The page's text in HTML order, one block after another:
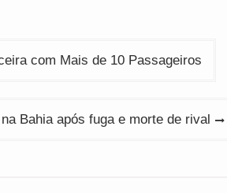
com Mais de 10 Passageiros
Bahia após fuga e morte de rival